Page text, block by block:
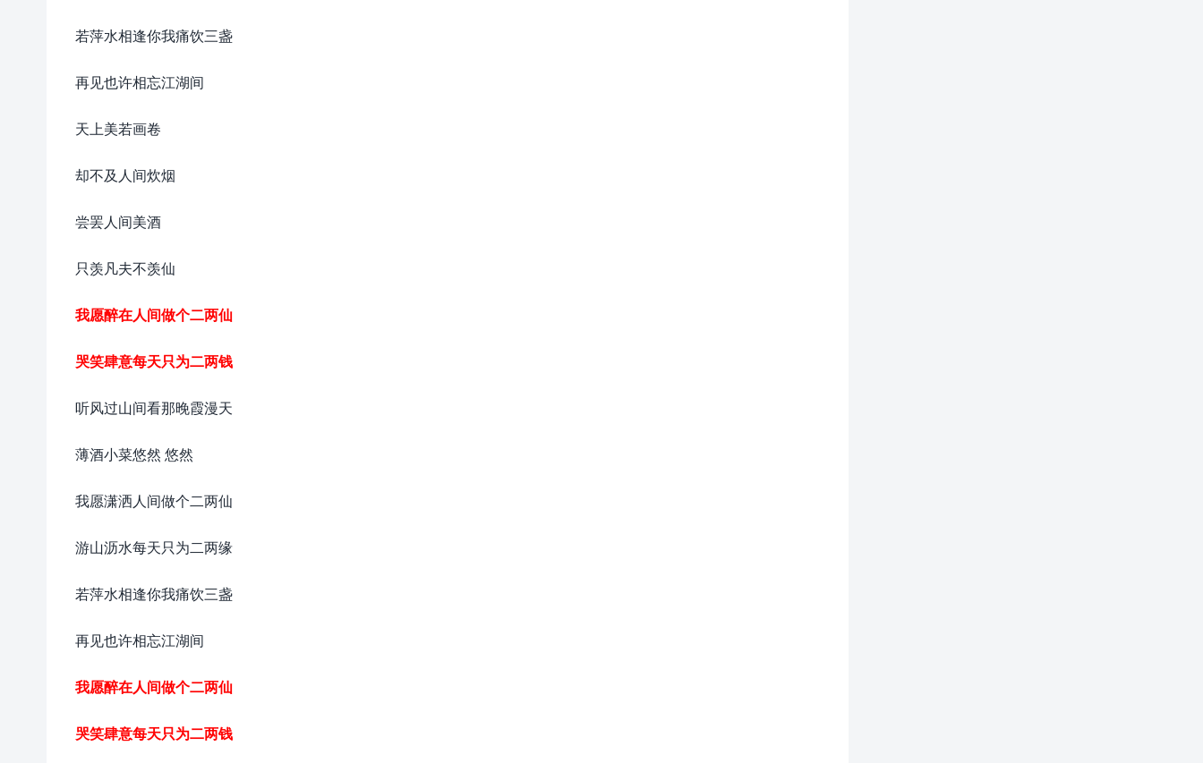
若萍水相逢你我痛饮三盏
再见也许相忘江湖间
天上美若画卷
却不及人间炊烟
尝罢人间美酒
只羡凡夫不羡仙
我愿醉在人间做个二两仙
哭笑肆意每天只为二两钱
听风过山间看那晚霞漫天
薄酒小菜悠然 悠然
我愿潇洒人间做个二两仙
游山沥水每天只为二两缘
若萍水相逢你我痛饮三盏
再见也许相忘江湖间
我愿醉在人间做个二两仙
哭笑肆意每天只为二两钱